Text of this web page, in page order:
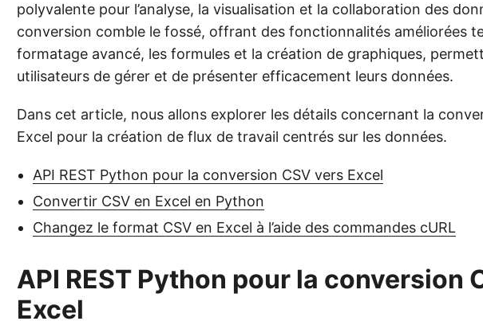
polyvalente pour l’analyse, la visualisation et la collaboration des
conversion comble le fossé, offrant des fonctionnalités améliorées
formatage avancé, les formules et la création de graphiques,
utilisateurs de gérer et de présenter efficacement leurs données.
Dans cet article, nous allons explorer les détails concernant la
Excel pour la création de flux de travail centrés sur les données.
API REST Python pour la conversion CSV vers Excel
Convertir CSV en Excel en Python
Changez le format CSV en Excel à l’aide des commandes cURL
API REST Python pour la conversion
Excel